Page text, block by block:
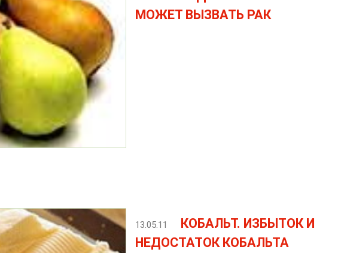
МОЖЕТ ВЫЗВАТЬ РАК
13.05.11
КОБАЛЬТ. ИЗБЫТОК И
НЕДОСТАТОК КОБАЛЬТА